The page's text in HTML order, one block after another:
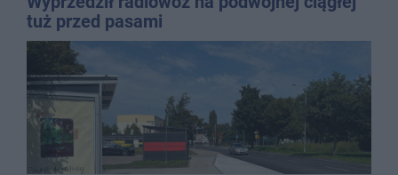
tuż przed pasami